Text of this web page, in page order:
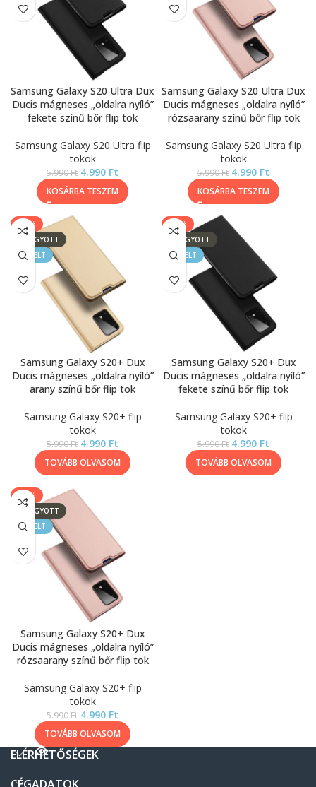
Samsung Galaxy S20 Ultra Dux
Ducis mágneses „oldalra nyíló”
fekete színű bőr flip tok
Samsung Galaxy S20 Ultra flip
tokok
5.990Ft 4.990 Ft
KOSÁRBA TESZEM
Samsung Galaxy S20 Ultra Dux
Ducis mágneses „oldalra nyíló”
rózsaarany színű bőr flip tok
Samsung Galaxy S20 Ultra flip
tokok
5.990Ft 4.990 Ft
KOSÁRBA TESZEM
-17%
ELFOGYOTT
KIEMELT
Samsung Galaxy S20+ Dux
Ducis mágneses „oldalra nyíló”
arany színű bőr flip tok
Samsung Galaxy S20+ flip
tokok
5.990Ft 4.990 Ft
TOVÁBB OLVASOM
-17%
ELFOGYOTT
KIEMELT
Samsung Galaxy S20+ Dux
Ducis mágneses „oldalra nyíló”
fekete színű bőr flip tok
Samsung Galaxy S20+ flip
tokok
5.990Ft 4.990 Ft
TOVÁBB OLVASOM
-17%
ELFOGYOTT
KIEMELT
Samsung Galaxy S20+ Dux
Ducis mágneses „oldalra nyíló”
rózsaarany színű bőr flip tok
Samsung Galaxy S20+ flip
tokok
5.990Ft 4.990 Ft
TOVÁBB OLVASOM
ELÉRHETŐSÉGEK